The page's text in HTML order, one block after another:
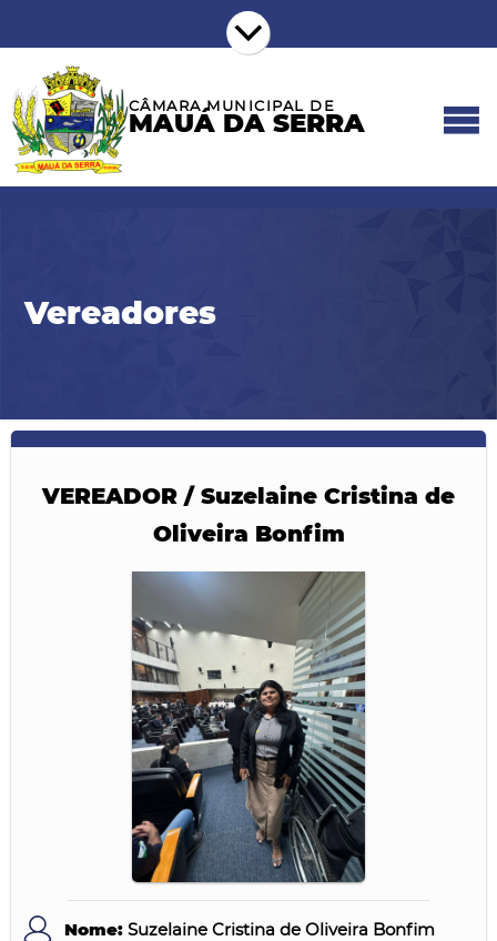
CÂMARA MUNICIPAL DE
MAUÁ DA SERRA
Vereadores
VEREADOR / Suzelaine Cristina de
Oliveira Bonfim
Nome: Suzelaine Cristina de Oliveira Bonfim